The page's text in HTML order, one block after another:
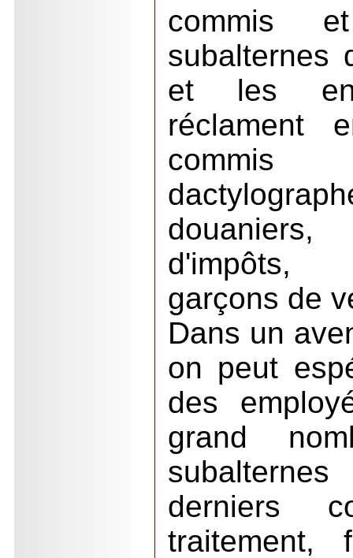
commis
subalternes
et les
réclament
commis
douaniers,
d'impôts,
garçons de
Dans un
on peut
des
grand
derniers
traitement,